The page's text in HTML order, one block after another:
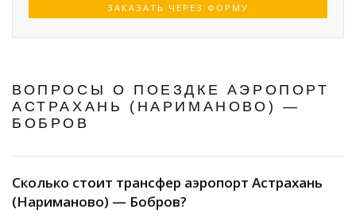
ЗАКАЗАТЬ ЧЕРЕЗ ФОРМУ
ВОПРОСЫ О ПОЕЗДКЕ АЭРОПОРТ
АСТРАХАНЬ (НАРИМАНОВО) —
БОБРОВ
Сколько стоит трансфер аэропорт Астрахань
(Нариманово) — Бобров?